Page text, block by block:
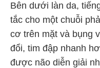
Bên dưới làn da,
tắc cho một chuỗi
cơ trên mặt và bụng
đổi, tim đập nhanh
được não diễn giải